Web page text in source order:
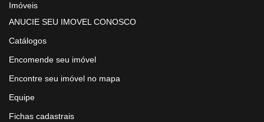
Imóveis
ANUCIE SEU IMOVEL CONOSCO
Catálogos
Encomende seu imóvel
Encontre seu imóvel no mapa
Equipe
Fichas cadastrais